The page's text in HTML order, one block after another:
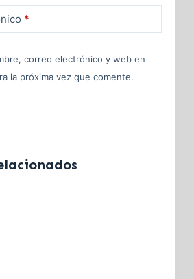
*
correo electrónico y web en
la próxima vez que comente.